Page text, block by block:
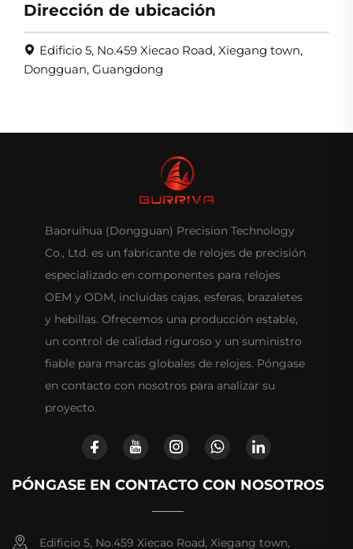
Dirección de ubicación
Edificio 5, No.459 Xiecao Road, Xiegang town,
Dongguan, Guangdong
Baoruihua (Dongguan) Precision Technology
Co., Ltd. es un fabricante de relojes de precisión
especializado en componentes para relojes
OEM y ODM, incluidas cajas, esferas, brazaletes
y hebillas. Ofrecemos una producción estable,
un control de calidad riguroso y un suministro
fiable para marcas globales de relojes. Póngase
en contacto con nosotros para analizar su
proyecto.
PÓNGASE EN CONTACTO CON NOSOTROS
Edificio 5, No.459 Xiecao Road, Xiegang town,